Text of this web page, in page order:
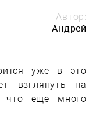
Автор:
Андрей
уже в это
взглянуть на
что еще много